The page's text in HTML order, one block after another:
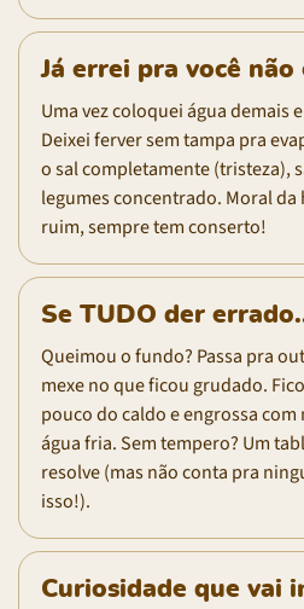
Já errei pra você não
Uma vez coloquei água demais
Deixei ferver sem tampa pra
o sal completamente (tristeza),
legumes concentrado. Moral
ruim, sempre tem conserto!
Se TUDO der
Queimou o fundo? Passa pra
mexe no que ficou grudado.
pouco do caldo e engrossa
água fria. Sem tempero? Um
resolve (mas não conta pra
isso!).
Curiosidade que vai